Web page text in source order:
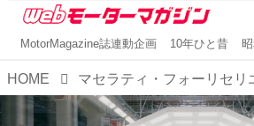
MotorMagazine誌連動企画 10年ひと昔
HOME マセラティ・フォーリセリ